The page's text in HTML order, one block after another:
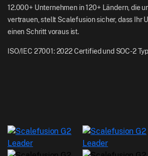
12.000+ Unternehmen in 120+ Ländern, die
vertrauen, stellt Scalefusion sicher, dass Ihr
einen Schritt voraus ist.
ISO/IEC 27001: 2022 Certified und SOC-2